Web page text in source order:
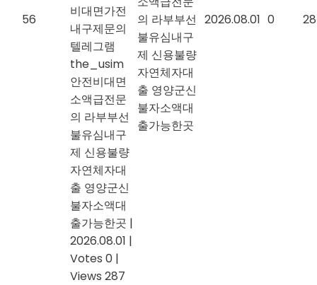
56
비대면가전
내구제문의
텔레그램
the_usim
안전비대면
소액급전문
의 라부부선
불유심내구
제 신용불량
자연체자대
출 영양군신
불자소액대
출가능한곳 |
2026.08.01 |
Votes 0 |
Views 287
의 라부부선
불유심내구
제 신용불량
자연체자대
출 영양군신
불자소액대
출가능한곳
2026.08.01 0